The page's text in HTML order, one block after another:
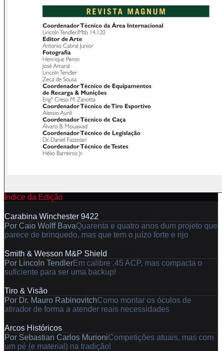
Índice da Edição
Carabina Winchester 9422
Por Caio Wolff BavaQuarenta e quatro anos dum projeto que
parece de brinquedo, mas que tem o juízo forte e rijo
Smith & Wesson M&P Shield
Por Lincoln TendlerEm calibre .45 ACP, mas compacta o
suficiente para ser uma backup!
Tiro & Visão
Por Dr. Mauro RabinovitchComo montar os óculos de
atirador de forma a atender reais necessidades
Arcos Históricos
Por Sebastian Carlos MurioniCompetições atuais, mas com
um pé (e material) na tradição!